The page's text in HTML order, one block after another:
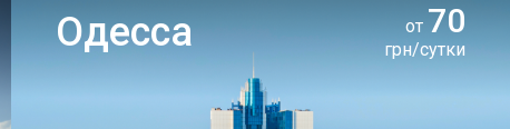
Одесса от 70
грн/сутки